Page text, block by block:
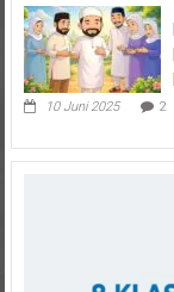
10 Juni 2025 2